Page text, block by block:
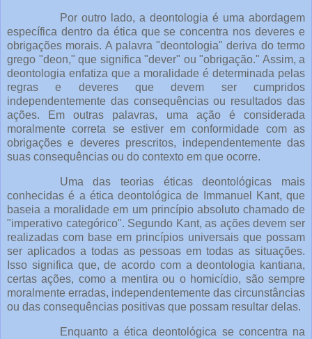
Por outro lado, a deontologia é uma abordagem
específica dentro da ética que se concentra nos deveres e
obrigações morais. A palavra "deontologia" deriva do termo
grego "deon," que significa "dever" ou "obrigação." Assim, a
deontologia enfatiza que a moralidade é determinada pelas
regras e deveres que devem ser cumpridos
independentemente das consequências ou resultados das
ações. Em outras palavras, uma ação é considerada
moralmente correta se estiver em conformidade com as
obrigações e deveres prescritos, independentemente das
suas consequências ou do contexto em que ocorre.
Uma das teorias éticas deontológicas mais
conhecidas é a ética deontológica de Immanuel Kant, que
baseia a moralidade em um princípio absoluto chamado de
"imperativo categórico". Segundo Kant, as ações devem ser
realizadas com base em princípios universais que possam
ser aplicados a todas as pessoas em todas as situações.
Isso significa que, de acordo com a deontologia kantiana,
certas ações, como a mentira ou o homicídio, são sempre
moralmente erradas, independentemente das circunstâncias
ou das consequências positivas que possam resultar delas.
Enquanto a ética deontológica se concentra na